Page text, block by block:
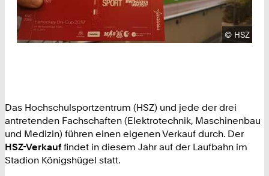
© HSZ
Das Hochschulsportzentrum (HSZ) und jede der drei
antretenden Fachschaften (Elektrotechnik, Maschinenbau
und Medizin) führen einen eigenen Verkauf durch. Der
HSZ-Verkauf findet in diesem Jahr auf der Laufbahn im
Stadion Königshügel statt.